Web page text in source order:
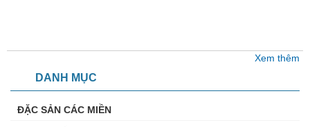
DANH MỤC
ĐẶC SẢN CÁC MIỀN
Xem thêm